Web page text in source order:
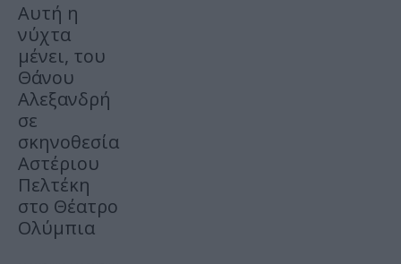
Αυτή η
νύχτα
μένει, του
Θάνου
Αλεξανδρή
σε
σκηνοθεσία
Αστέριου
Πελτέκη
στο Θέατρο
Ολύμπια